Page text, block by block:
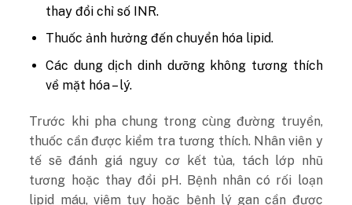
thay đổi chỉ số INR.
Thuốc ảnh hưởng đến chuyển hóa lipid.
Các dung dịch dinh dưỡng không tương thích
về mặt hóa – lý.
Trước khi pha chung trong cùng đường truyền,
thuốc cần được kiểm tra tương thích. Nhân viên y
tế sẽ đánh giá nguy cơ kết tủa, tách lớp nhũ
tương hoặc thay đổi pH. Bệnh nhân có rối loạn
lipid máu, viêm tụy hoặc bệnh lý gan cần được